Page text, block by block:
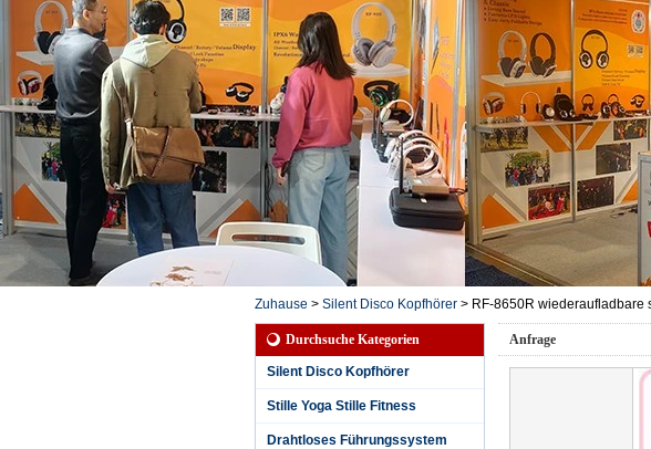
Zuhause > Silent Disco Kopfhörer > RF-8650R wiederaufladbare
Durchsuche Kategorien
Silent Disco Kopfhörer
Stille Yoga Stille Fitness
Drahtloses Führungssystem
Anfrage